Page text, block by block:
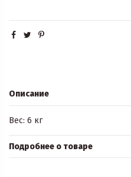
Описание
Вес: 6 кг
Подробнее о товаре